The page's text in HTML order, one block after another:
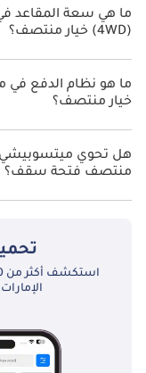
ميتسوبيشي ASX 2026 من 11 كم/ليتر.
(4WD) خيار منتصف؟
تتسع ميتسوبيشي ASX 2.0L GLX (4WD) خيار منتصف لأ 5 أشخاص.
خيار منتصف؟
منتصف.
منتصف فتحة سقف؟
الإمارات من